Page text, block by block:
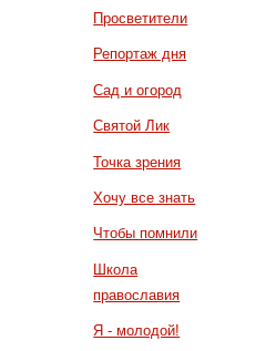
Просветители
Репортаж дня
Сад и огород
Святой Лик
Точка зрения
Хочу все знать
Чтобы помнили
Школа
православия
Я - молодой!